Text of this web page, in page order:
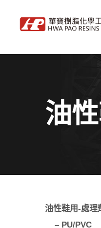
油
油性鞋用-處理
– PU/PVC